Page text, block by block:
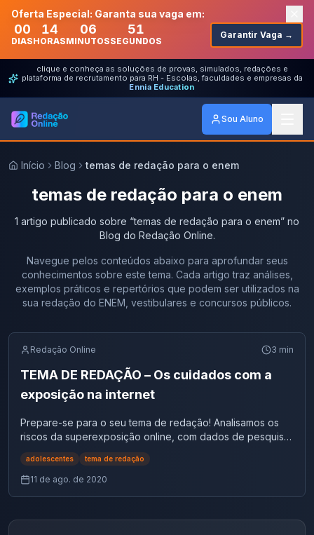
Oferta Especial: Garanta sua vaga em:
00
DIAS
14
HORAS
06
MINUTOS
51
SEGUNDOS
Garantir Vaga →
clique e conheça as soluções de provas, simulados, redações e
plataforma de recrutamento para RH - Escolas, faculdades e empresas da
Ennia Education
Sou Aluno
Início Blog temas de redação para o enem
temas de redação para o enem
1 artigo publicado sobre “temas de redação para o enem” no
Blog do Redação Online.
Navegue pelos conteúdos abaixo para aprofundar seus
conhecimentos sobre este tema. Cada artigo traz análises,
exemplos práticos e repertórios que podem ser utilizados na
sua redação do ENEM, vestibulares e concursos públicos.
Redação Online 3 min
TEMA DE REDAÇÃO – Os cuidados com a
exposição na internet
Prepare-se para o seu tema de redação! Analisamos os
riscos da superexposição online, com dados de pesquisa
e um exemplo prático inspirado na série Euphoria.
Descubra como abordar o tema "Os cuidados
adolescentes tema de redação
11 de ago. de 2020